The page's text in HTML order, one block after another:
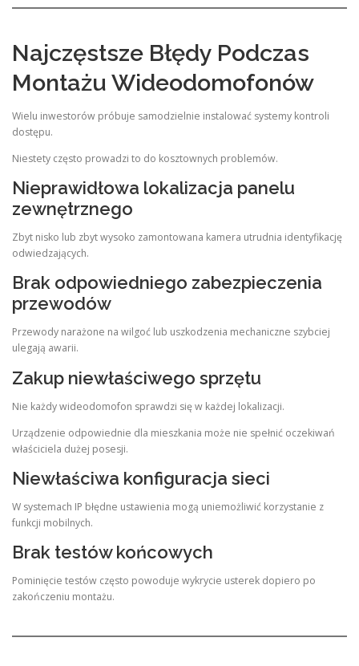
Najczęstsze Błędy Podczas
Montażu Wideodomofonów
Wielu inwestorów próbuje samodzielnie instalować systemy kontroli
dostępu.
Niestety często prowadzi to do kosztownych problemów.
Nieprawidłowa lokalizacja panelu
zewnętrznego
Zbyt nisko lub zbyt wysoko zamontowana kamera utrudnia identyfikację
odwiedzających.
Brak odpowiedniego zabezpieczenia
przewodów
Przewody narażone na wilgoć lub uszkodzenia mechaniczne szybciej
ulegają awarii.
Zakup niewłaściwego sprzętu
Nie każdy wideodomofon sprawdzi się w każdej lokalizacji.
Urządzenie odpowiednie dla mieszkania może nie spełnić oczekiwań
właściciela dużej posesji.
Niewłaściwa konfiguracja sieci
W systemach IP błędne ustawienia mogą uniemożliwić korzystanie z
funkcji mobilnych.
Brak testów końcowych
Pominięcie testów często powoduje wykrycie usterek dopiero po
zakończeniu montażu.